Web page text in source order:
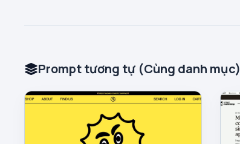
Prompt tương tự (Cùng danh mục)